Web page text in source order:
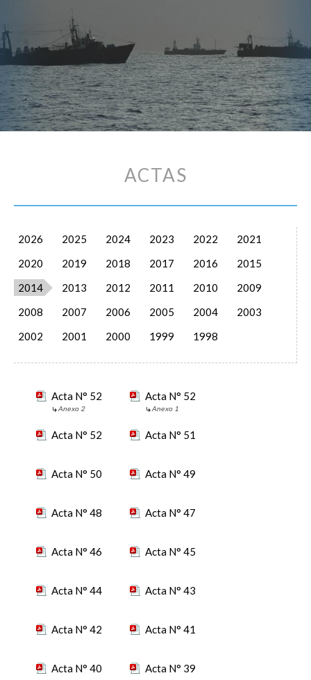
ACTAS
2026 2025 2024 2023 2022
2021
2020
2019 2018 2017 2016
2015
2014
2013 2012 2011 2010
2009
2008
2007 2006 2005 2004
2003
2002
2001 2000 1999 1998
Acta N° 52
Anexo 2
Acta N° 52
Anexo 1
Acta N° 52 Acta N° 51
Acta N° 50 Acta N° 49
Acta N° 48 Acta N° 47
Acta N° 46 Acta N° 45
Acta N° 44 Acta N° 43
Acta N° 42 Acta N° 41
Acta N° 40 Acta N° 39